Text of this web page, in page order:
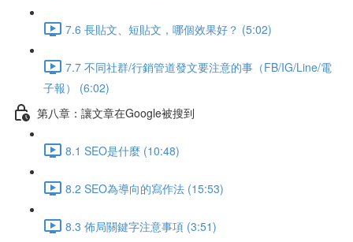
7.6 長貼文、短貼文，哪個效果好？ (5:02)
7.7 不同社群/行銷管道發文要注意的事（FB/IG/Line/電
子報） (6:02)
第八章：讓文章在Google被搜到
8.1 SEO是什麼 (10:48)
8.2 SEO為導向的寫作法 (15:53)
8.3 佈局關鍵字注意事項 (3:51)